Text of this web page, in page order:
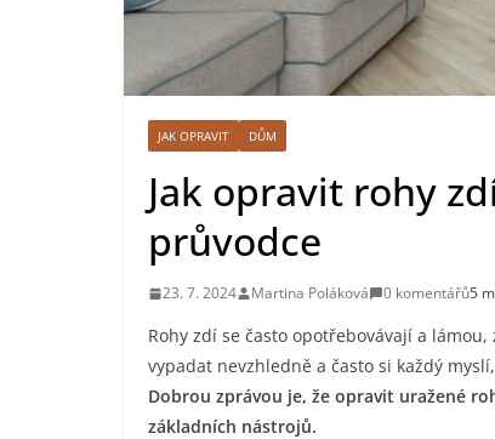
JAK OPRAVIT DŮM
Jak opravit rohy
průvodce
23. 7. 2024 Martina Poláková 0 komentářů5
Rohy zdí se často opotřebovávají a
vypadat nevzhledně a často si každý
Dobrou zprávou je, že opravit uražené
základních nástrojů.